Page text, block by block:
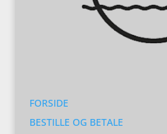
FORSIDE
BESTILLE OG BETALE